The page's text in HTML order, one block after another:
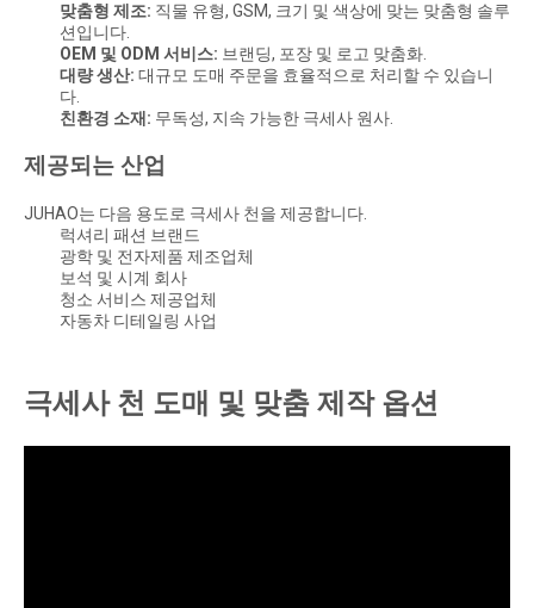
맞춤형 제조: 직물 유형, GSM, 크기 및 색상에 맞는 맞춤형 솔루
션입니다.
OEM 및 ODM 서비스: 브랜딩, 포장 및 로고 맞춤화.
대량 생산: 대규모 도매 주문을 효율적으로 처리할 수 있습니
다.
친환경 소재: 무독성, 지속 가능한 극세사 원사.
제공되는 산업
JUHAO는 다음 용도로 극세사 천을 제공합니다.
럭셔리 패션 브랜드
광학 및 전자제품 제조업체
보석 및 시계 회사
청소 서비스 제공업체
자동차 디테일링 사업
극세사 천 도매 및 맞춤 제작 옵션